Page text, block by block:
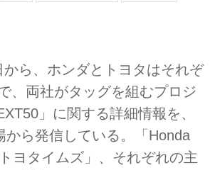
から、ホンダとトヨタはそれぞ
、両社がタッグを組むプロジ
」に関する詳細情報を、
から発信している。「Honda
ヨタイムズ」、それぞれの主